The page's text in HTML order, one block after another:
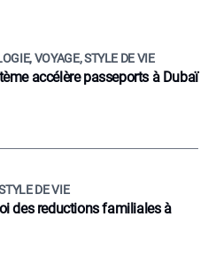
VOYAGE, STYLE DE VIE
accélère passeports à Dubaï
DE VIE
des reductions familiales à